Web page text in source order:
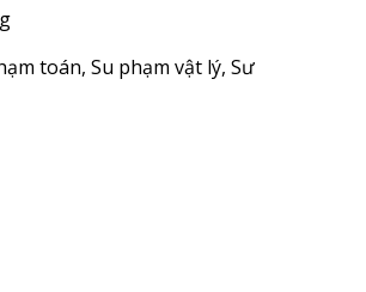
toán, Su phạm vật lý, Sư